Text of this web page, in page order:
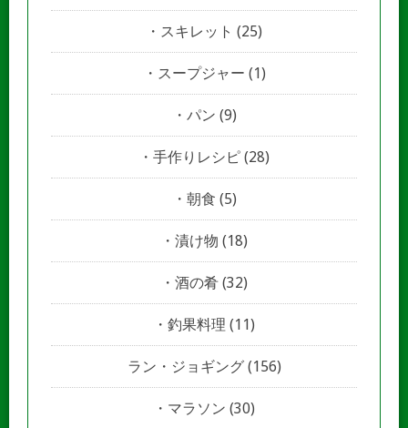
スキレット (25)
スープジャー (1)
パン (9)
手作りレシピ (28)
朝食 (5)
漬け物 (18)
酒の肴 (32)
釣果料理 (11)
ラン・ジョギング(156)
マラソン (30)